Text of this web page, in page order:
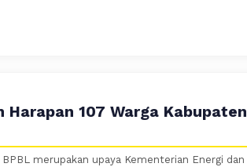
Harapan 107 Warga Kabupaten
merupakan upaya Kementerian Energi dan